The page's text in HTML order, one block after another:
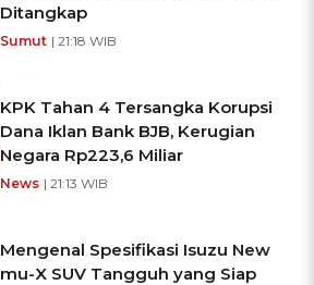
Ditangkap
Sumut | 21:18 WIB
KPK Tahan 4 Tersangka Korupsi
Dana Iklan Bank BJB, Kerugian
Negara Rp223,6 Miliar
News | 21:13 WIB
Mengenal Spesifikasi Isuzu New
mu-X SUV Tangguh yang Siap